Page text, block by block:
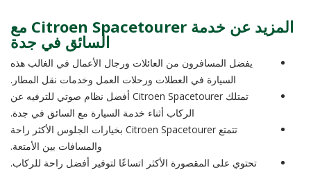
المزيد عن خدمة Citroen Spacetourer مع
السائق في جدة
يفضل المسافرون من العائلات ورجال الأعمال في الغالب هذه
السيارة في العطلات ورحلات العمل وخدمات نقل المطار.
تمتلك Citroen Spacetourer أفضل نظام صوتي للترفيه عن
الركاب أثناء خدمة السيارة مع السائق في جدة.
تتمتع Citroen Spacetourer بخيارات الجلوس الأكثر راحة
والمسافات بين الأمتعة.
تحتوي على المقصورة الأكثر اتساعًا لتوفير أفضل راحة للركاب.